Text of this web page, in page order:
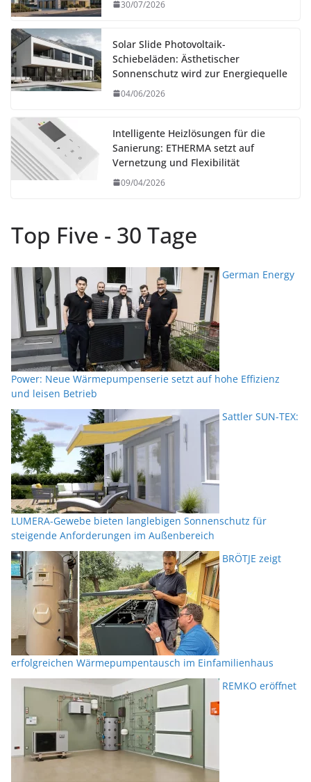
30/07/2026
Solar Slide Photovoltaik-
Schiebeläden: Ästhetischer
Sonnenschutz wird zur Energiequelle
04/06/2026
Intelligente Heizlösungen für die
Sanierung: ETHERMA setzt auf
Vernetzung und Flexibilität
09/04/2026
Top Five - 30 Tage
German Energy
Power: Neue Wärmepumpenserie setzt auf hohe Effizienz
und leisen Betrieb
Sattler SUN-TEX:
LUMERA-Gewebe bieten langlebigen Sonnenschutz für
steigende Anforderungen im Außenbereich
BRÖTJE zeigt
erfolgreichen Wärmepumpentausch im Einfamilienhaus
REMKO eröffnet